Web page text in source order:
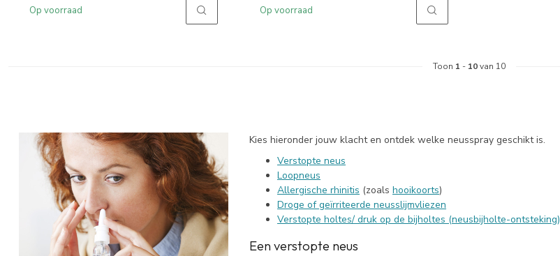
Op voorraad Op voorraad
Toon 1 - 10van 10
Kies hieronder jouw klacht en ontdek welke neusspray geschikt is.
Verstopte neus
Loopneus
Allergische rhinitis (zoals hooikoorts)
Droge of geïrriteerde neusslijmvliezen
Verstopte holtes/ druk op de bijholtes (neusbijholte-ontsteking)
Een verstopte neus